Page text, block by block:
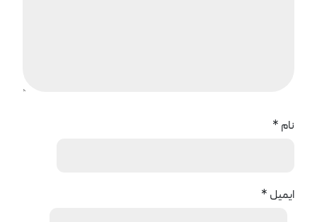
نام *
ایمیل *